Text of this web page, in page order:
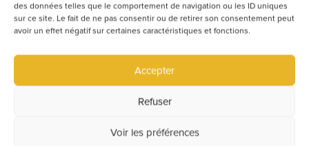
des données telles que le comportement de navigation ou les ID uniques
sur ce site. Le fait de ne pas consentir ou de retirer son consentement peut
avoir un effet négatif sur certaines caractéristiques et fonctions.
Accepter
Refuser
Voir les préférences
🔥 Expérience EDG
– Atmosphère chaleureuse
– Public détendu
– Soirée accessible et gourmande
un burger à Belleville-en-Beaujolais